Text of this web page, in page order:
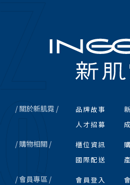
/ 關於新肌霓 / 品牌故事
人才招募
/ 購物相關 / 櫃位資訊
國際配送
/ 會員專區 / 會員登入